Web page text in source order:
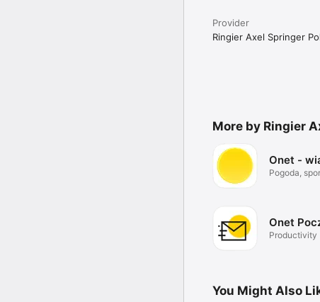
Provider
Ringier Axel Springer
More by Ringier
Onet -
Pogoda,
Onet
Productivity
You Might Also